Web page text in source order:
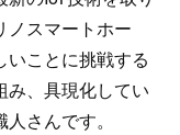
ノスマートホー
いことに挑戦する
み、具現化してい
さんです。